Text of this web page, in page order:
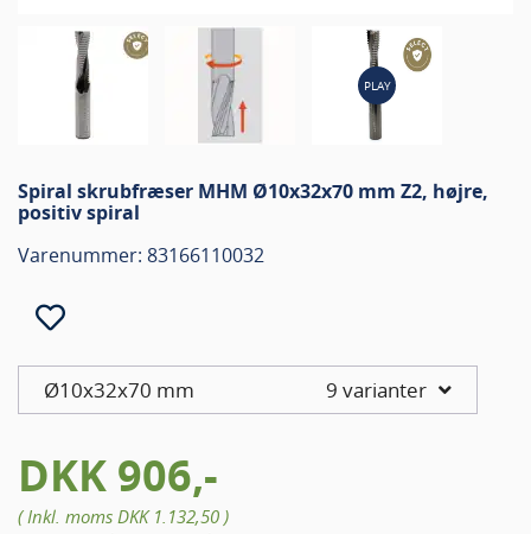
PLAY
Spiral skrubfræser MHM Ø10x32x70 mm Z2, højre,
positiv spiral
Varenummer: 83166110032
Ø10x32x70 mm 9 varianter
DKK 906,-
( Inkl. moms DKK 1.132,50 )